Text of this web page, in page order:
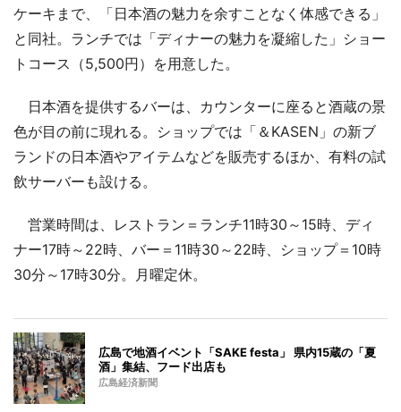
ケーキまで、「日本酒の魅力を余すことなく体感できる」
と同社。ランチでは「ディナーの魅力を凝縮した」ショー
トコース（5,500円）を用意した。
日本酒を提供するバーは、カウンターに座ると酒蔵の景
色が目の前に現れる。ショップでは「＆KASEN」の新ブ
ランドの日本酒やアイテムなどを販売するほか、有料の試
飲サーバーも設ける。
営業時間は、レストラン＝ランチ11時30～15時、ディ
ナー17時～22時、バー＝11時30～22時、ショップ＝10時
30分～17時30分。月曜定休。
広島で地酒イベント「SAKE festa」 県内15蔵の「夏
酒」集結、フード出店も
広島経済新聞